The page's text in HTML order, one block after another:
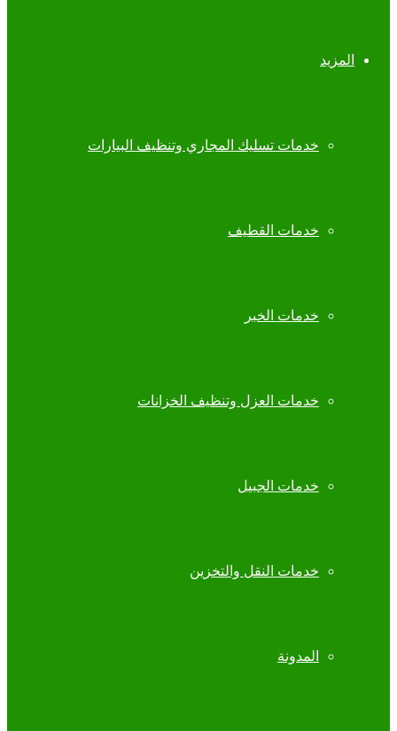
المزيد
خدمات تسليك المجاري وتنظيف البيارات
خدمات القطيف
خدمات الخبر
خدمات العزل وتنظيف الخزانات
خدمات الجبيل
خدمات النقل والتخزين
المدونة